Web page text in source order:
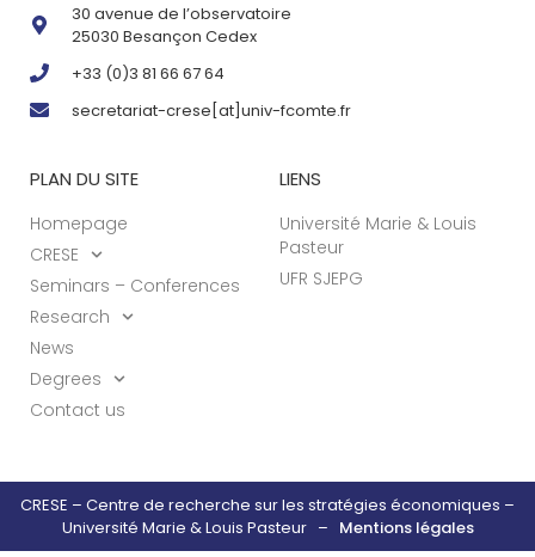
30 avenue de l’observatoire
25030 Besançon Cedex
+33 (0)3 81 66 67 64
secretariat-crese[at]univ-fcomte.fr
PLAN DU SITE
Homepage
CRESE
Seminars – Conferences
Research
News
Degrees
Contact us
LIENS
Université Marie & Louis
Pasteur
UFR SJEPG
CRESE – Centre de recherche sur les stratégies économiques –
Université Marie & Louis Pasteur – Mentions légales